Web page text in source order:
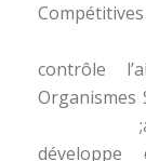
– contrôle
Organismes
–